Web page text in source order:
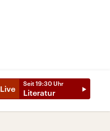
Live
Seit 19:30 Uhr
Literatur